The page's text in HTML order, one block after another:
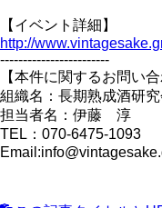
【イベント詳細】
http://
------------------------
【本件に関するお問い合
組織名：長期熟成酒研究
担当者名：伊藤 淳
TEL：070-6475-1093